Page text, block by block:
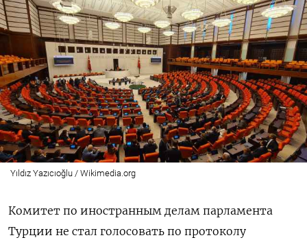
Yıldız Yazıcıoğlu / Wikimedia.org
Комитет по иностранным делам парламента
Турции не стал голосовать по протоколу